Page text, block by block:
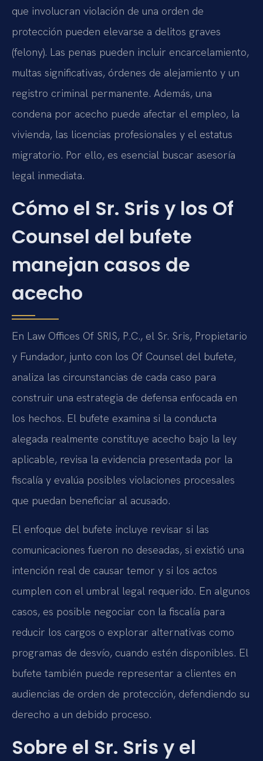
que involucran violación de una orden de
protección pueden elevarse a delitos graves
(felony). Las penas pueden incluir encarcelamiento,
multas significativas, órdenes de alejamiento y un
registro criminal permanente. Además, una
condena por acecho puede afectar el empleo, la
vivienda, las licencias profesionales y el estatus
migratorio. Por ello, es esencial buscar asesoría
legal inmediata.
Cómo el Sr. Sris y los Of
Counsel del bufete
manejan casos de
acecho
En Law Offices Of SRIS, P.C., el Sr. Sris, Propietario
y Fundador, junto con los Of Counsel del bufete,
analiza las circunstancias de cada caso para
construir una estrategia de defensa enfocada en
los hechos. El bufete examina si la conducta
alegada realmente constituye acecho bajo la ley
aplicable, revisa la evidencia presentada por la
fiscalía y evalúa posibles violaciones procesales
que puedan beneficiar al acusado.
El enfoque del bufete incluye revisar si las
comunicaciones fueron no deseadas, si existió una
intención real de causar temor y si los actos
cumplen con el umbral legal requerido. En algunos
casos, es posible negociar con la fiscalía para
reducir los cargos o explorar alternativas como
programas de desvío, cuando estén disponibles. El
bufete también puede representar a clientes en
audiencias de orden de protección, defendiendo su
derecho a un debido proceso.
Sobre el Sr. Sris y el